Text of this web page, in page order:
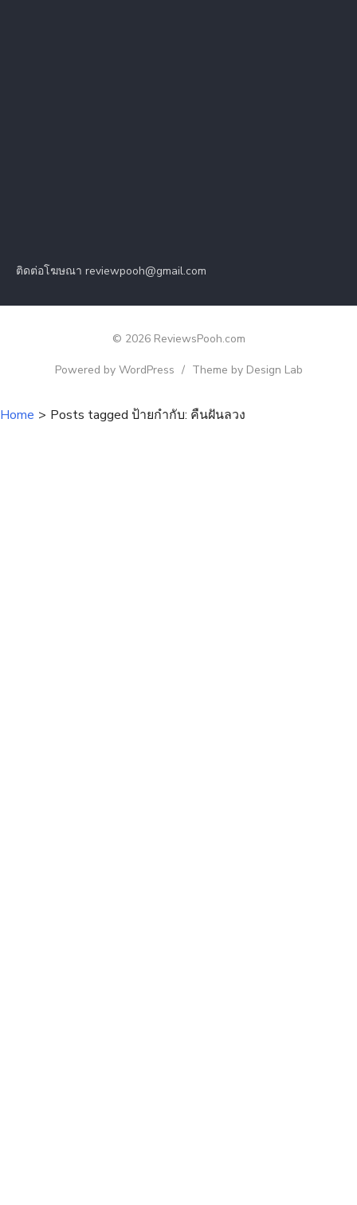
ติดต่อโฆษณา reviewpooh@gmail.com
© 2026 ReviewsPooh.com
Powered by WordPress / Theme by Design Lab
Home > Posts tagged ป้ายกำกับ: คืนฝันลวง